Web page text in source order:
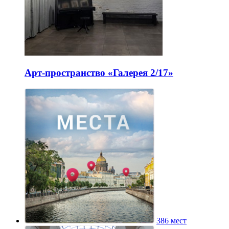
Арт-пространство «Галерея 2/17»
386 мест